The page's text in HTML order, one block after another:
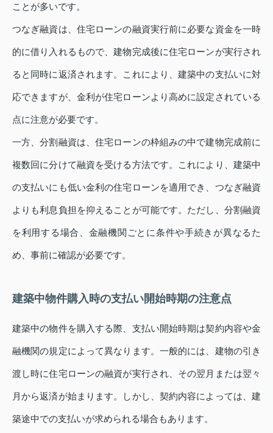
ことが多いです。
つなぎ融資は、住宅ローンの融資実行前に必要な資金を一時
的に借り入れるもので、建物完成後に住宅ローンが実行され
ると同時に返済されます。これにより、建築中の支払いに対
応できますが、金利が住宅ローンより高めに設定されている
点に注意が必要です。
一方、分割融資は、住宅ローンの枠組みの中で建物完成前に
複数回に分けて融資を受ける方法です。これにより、建築中
の支払いにも低い金利の住宅ローンを適用でき、つなぎ融資
よりも利息負担を抑えることが可能です。ただし、分割融資
を利用する場合、金融機関ごとに条件や手続きが異なるた
め、事前に確認が必要です。
建築中物件購入時の支払い開始時期の注意点
建築中の物件を購入する際、支払い開始時期は契約内容や金
融機関の規定によって異なります。一般的には、建物の引き
渡し時に住宅ローンの融資が実行され、その翌月または翌々
月から返済が始まります。しかし、契約内容によっては、建
築途中での支払いが求められる場合もあります。